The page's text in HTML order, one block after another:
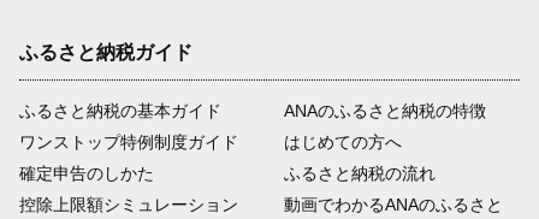
ふるさと納税ガイド
ふるさと納税の基本ガイド
ワンストップ特例制度ガイド
確定申告のしかた
控除上限額シミュレーション
ANAのふるさと納税の特徴
はじめての方へ
ふるさと納税の流れ
動画でわかるANAのふるさと